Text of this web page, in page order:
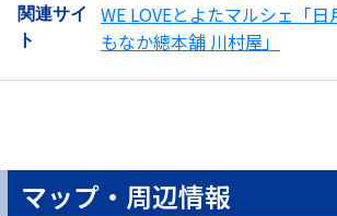
関連サイ
ト
WE LOVEとよたマルシェ「日
もなか總本舗 川村屋」
マップ・周辺情報